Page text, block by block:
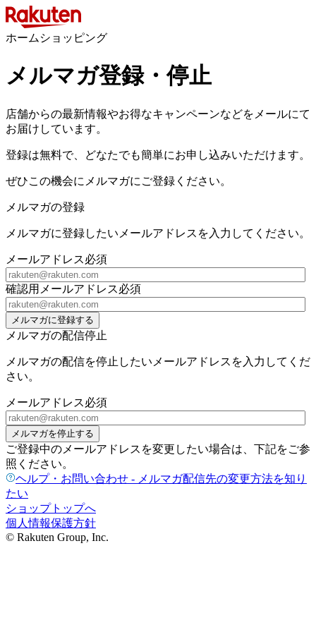
ホームショッピング
メルマガ登録・停止
店舗からの最新情報やお得なキャンペーンなどをメールにて
お届けしています。
登録は無料で、どなたでも簡単にお申し込みいただけます。
ぜひこの機会にメルマガにご登録ください。
メルマガの登録
メルマガに登録したいメールアドレスを入力してください。
メールアドレス必須
確認用メールアドレス必須
メルマガに登録する
メルマガの配信停止
メルマガの配信を停止したいメールアドレスを入力してくだ
さい。
メールアドレス必須
メルマガを停止する
ご登録中のメールアドレスを変更したい場合は、下記をご参
照ください。
ヘルプ・お問い合わせ - メルマガ配信先の変更方法を知り
たい
ショップトップへ
個人情報保護方針
© Rakuten Group, Inc.